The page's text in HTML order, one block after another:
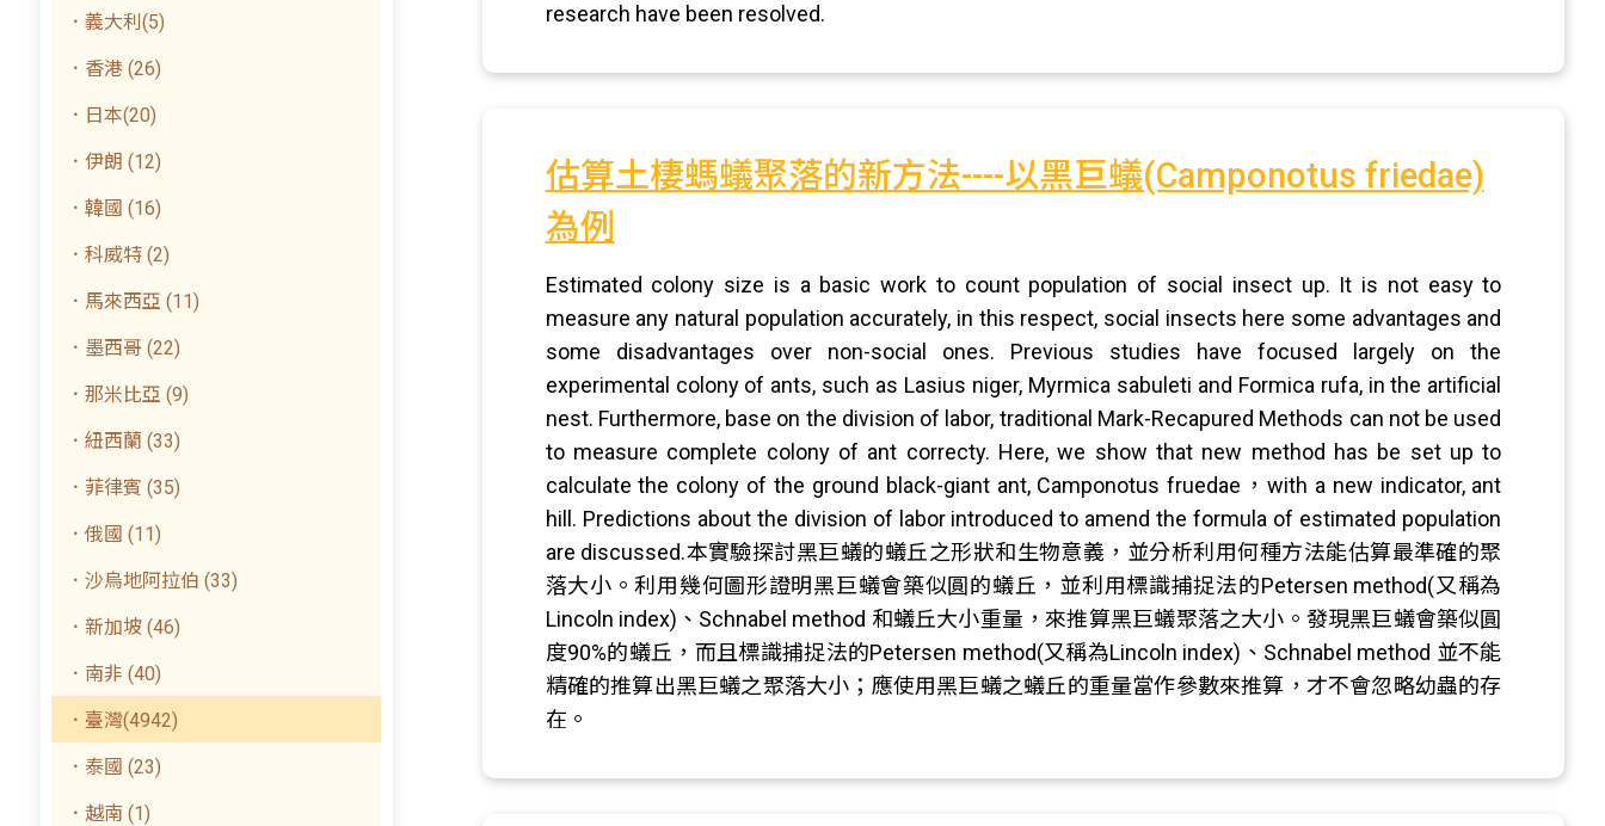
．義大利(5)
．香港 (26)
．日本(20)
．伊朗 (12)
．韓國 (16)
．科威特 (2)
．馬來西亞 (11)
．墨西哥 (22)
．那米比亞 (9)
．紐西蘭 (33)
．菲律賓 (35)
．俄國 (11)
．沙烏地阿拉伯 (33)
．新加坡 (46)
．南非 (40)
．臺灣(4942)
．泰國 (23)
．越南 (1)
research have been resolved.
估算土棲螞蟻聚落的新方法----以黑巨蟻(Camponotus friedae)
為例
Estimated colony size is a basic work to count population of social insect up. It is not easy to
measure any natural population accurately, in this respect, social insects here some advantages and
some disadvantages over non-social ones. Previous studies have focused largely on the
experimental colony of ants, such as Lasius niger, Myrmica sabuleti and Formica rufa, in the artificial
nest. Furthermore, base on the division of labor, traditional Mark-Recapured Methods can not be used
to measure complete colony of ant correcty. Here, we show that new method has be set up to
calculate the colony of the ground black-giant ant, Camponotus fruedae，with a new indicator, ant
hill. Predictions about the division of labor introduced to amend the formula of estimated population
are discussed.本實驗探討黑巨蟻的蟻丘之形狀和生物意義，並分析利用何種方法能估算最準確的聚
落大小。利用幾何圖形證明黑巨蟻會築似圓的蟻丘，並利用標識捕捉法的Petersen method(又稱為
Lincoln index)、Schnabel method 和蟻丘大小重量，來推算黑巨蟻聚落之大小。發現黑巨蟻會築似圓
度90%的蟻丘，而且標識捕捉法的Petersen method(又稱為Lincoln index)、Schnabel method 並不能
精確的推算出黑巨蟻之聚落大小；應使用黑巨蟻之蟻丘的重量當作參數來推算，才不會忽略幼蟲的存
在。